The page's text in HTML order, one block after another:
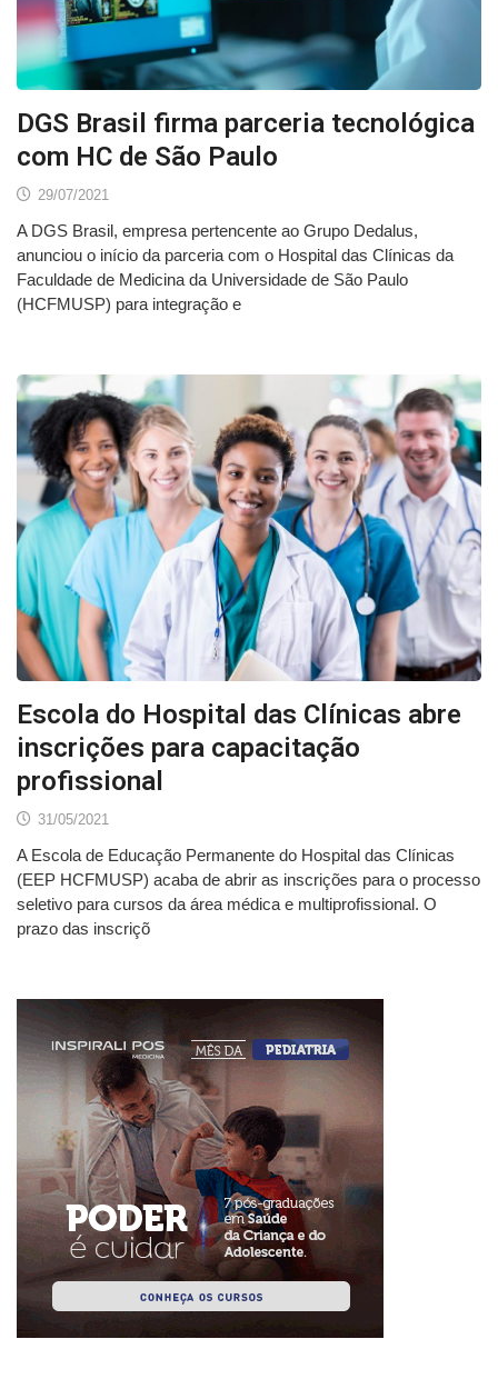
DGS Brasil firma parceria tecnológica
com HC de São Paulo
29/07/2021
A DGS Brasil, empresa pertencente ao Grupo Dedalus,
anunciou o início da parceria com o Hospital das Clínicas da
Faculdade de Medicina da Universidade de São Paulo
(HCFMUSP) para integração e
Escola do Hospital das Clínicas abre
inscrições para capacitação
profissional
31/05/2021
A Escola de Educação Permanente do Hospital das Clínicas
(EEP HCFMUSP) acaba de abrir as inscrições para o processo
seletivo para cursos da área médica e multiprofissional. O
prazo das inscriçõ